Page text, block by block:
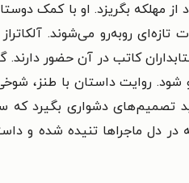
مهلکه بگریزد. او با کمک
تازه‌ای روبه‌رو می‌شوند.
کاتب در آن حضور
روایت داستان با طنز،
تصمیم‌های دشواری بگیرد
دل ماجراها تنیده شده و